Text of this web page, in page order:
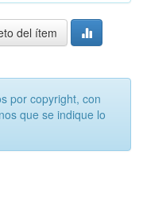
del ítem
por copyright, con
que se indique lo